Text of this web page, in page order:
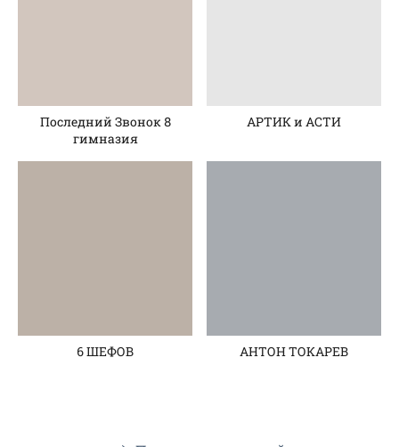
Последний Звонок 8
гимназия
АРТИК и АСТИ
6 ШЕФОВ АНТОН ТОКАРЕВ